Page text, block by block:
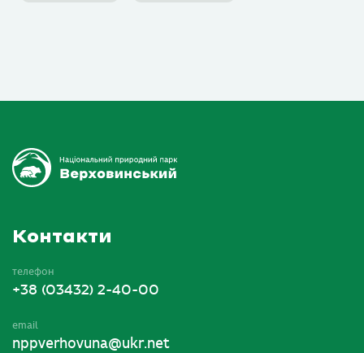
Контакти
телефон
+38 (03432) 2-40-00
email
nppverhovuna@ukr.net